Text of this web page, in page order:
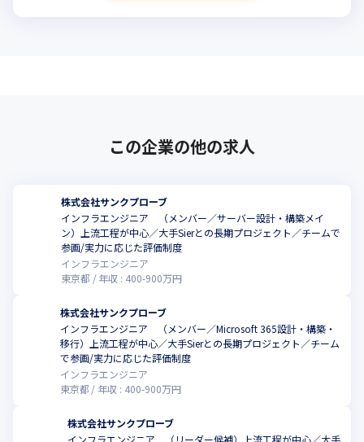
この企業の他の求人
株式会社サンクプローブ
インフラエンジニア （メンバー／サーバー設計・構築メイ
ン）上流工程が中心／大手Sierとの長期プロジェクト／チームで
参画/実力に応じた評価制度
インフラエンジニア
東京都
年収 : 400-900万円
株式会社サンクプローブ
インフラエンジニア （メンバー／Microsoft 365設計・構築・
移行）上流工程が中心／大手Sierとの長期プロジェクト／チーム
で参画/実力に応じた評価制度
インフラエンジニア
東京都
年収 : 400-900万円
株式会社サンクプローブ
インフラエンジニア （リーダー候補）上流工程が中心／大手